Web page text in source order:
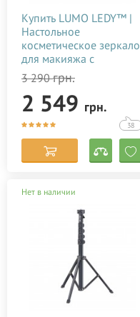
Купить LUMO LEDY™ |
Настольное
косметическое зеркало
для макияжа с
подсветкой (Киев,
Украина)
3 290грн.
2 549 грн.
38
Нет в наличии